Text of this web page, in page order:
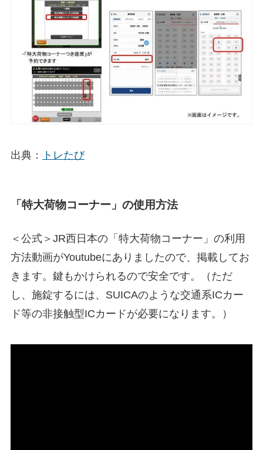
出典： トレたび
「特大荷物コーナー」の使用方法
＜公式＞JR西日本の「特大荷物コーナー」の利用
方法動画がYoutubeにありましたので、掲載してお
きます。鍵もかけられるので安全です。（ただ
し、施錠するには、SUICAのような交通系ICカー
ド等の非接触型ICカードが必要になります。）